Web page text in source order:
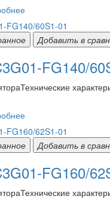
Добавить в
FG140/
Добавить в
FG160/